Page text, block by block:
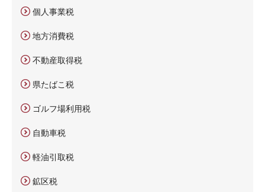
個人事業税
地方消費税
不動産取得税
県たばこ税
ゴルフ場利用税
自動車税
軽油引取税
鉱区税